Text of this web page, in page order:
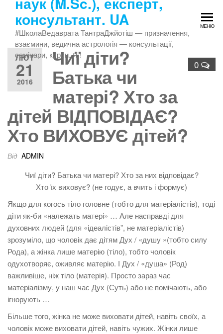
Перейти
змістуконсультант. UA
#ШколаВедаврата ТантраДжйотіш — призначення,
взаємини, ведична астрологія — консультації,
семінари, курси. Ԙ!
МЕНЮ
ЛЮТ
21
2016
0
Чиї діти?
Батька чи
матері? Хто за
дітей ВІДПОВІДАЄ?
Хто ВИХОВУЄ дітей?
Від ADMIN
Чиї діти? Батька чи матері? Хто за них відповідає?
Хто їх виховує? (не годує, а вчить і формує)
Якщо для когось тіло головне (тобто для матеріалістів), тоді
діти як-би «належать матері» … Але насправді для
духовних людей (для «ідеалістів”, не матеріалістів)
зрозуміло, що чоловік дає дітям Дух / «душу »(тобто силу
Рода), а жінка лише матерію (тіло), тобто чоловік
одухотворяє, оживляє матерію. І Дух / «душа» (Род)
важливіше, ніж тіло (матерія). Просто зараз час
матеріалізму, у наш час Дух (Суть) або не помічають, або
ігнорують …
Більше того, жінка не може виховати дітей, навіть своїх, а
чоловік може виховати дітей, навіть чужих. Жінки лише